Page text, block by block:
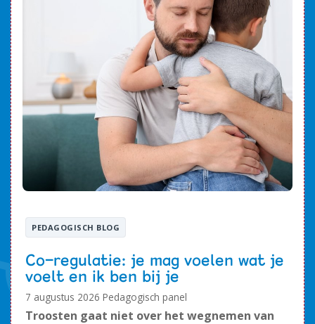
PEDAGOGISCH BLOG
Co-regulatie: je mag voelen wat je
voelt en ik ben bij je
7 augustus 2026 Pedagogisch panel
Troosten gaat niet over het wegnemen van